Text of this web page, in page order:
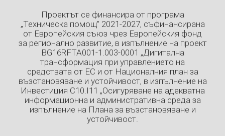
Проектът се финансира от програма
„Техническа помощ” 2021-2027, съфинансирана
от Европейския съюз чрез Европейския фонд
за регионално развитие, в изпълнение на проект
BG16RFTA001-1.003-0001 „Дигитална
трансформация при управлението на
средствата от ЕС и от Националния план за
възстановяване и устойчивост, в изпълнение на
Инвестиция C10.I11 „Осигуряване на адекватна
информационна и административна среда за
изпълнение на Плана за възстановяване и
устойчивост.